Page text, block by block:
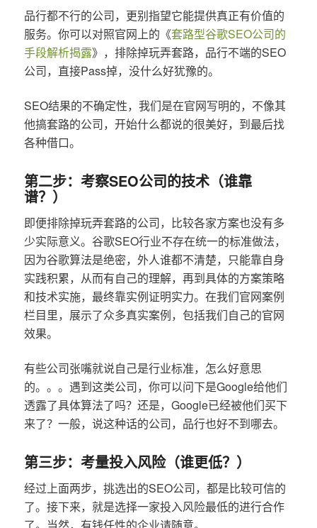
品行都不行的公司，更别指望它能提供真正有价值的
服务。你可以对照官网上的《套路型谷歌SEO公司的
手段解析揭露》，排除掉玩弄套路，品行不端的SEO
公司，直接Pass掉，没什么好犹豫的。
SEO结果的不确定性，我们是在官网写明的，不像其
他搞套路的公司，开始什么都说的很美好，到最后找
各种借口。
第二步：考察SEO公司的技术（谁靠
谱？）
即便排除掉玩弄套路的公司，比较各家方案也没有多
少实际意义。谷歌SEO行业不存在统一的标准做法，
因为谷歌算法是绝密，外人谁都不清楚，只能靠自身
实践积累，从而有自己的理解，再到具体的方案策略
和技术实施，最终靠实例证明实力。在我们官网案例
栏目里，展示了众多真实案例，包括我们自己的官网
效果。
有些公司张嘴就说自己是行业标准，怎么好意思
的。。。遇到这类公司，你可以问下是Google给他们
透露了具体算法了吗？还是，Google已经被他们买下
来了？一般，说这种话的公司，品行也好不到哪去。
第三步：考量投入风险（谁更低？）
经过上面两步，挑选出的SEO公司，都是比较可信的
了。接下来，就是选择一家投入风险最低的进行合作